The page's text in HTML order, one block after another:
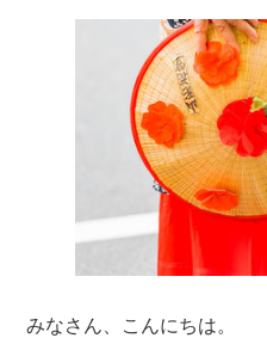
みなさん、こんにちは。